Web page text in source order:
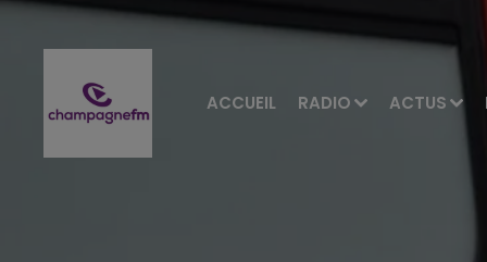
ACCUEIL RADIO ACTUS